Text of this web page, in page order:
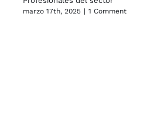
marzo 17th, 2025 | 1 Comment